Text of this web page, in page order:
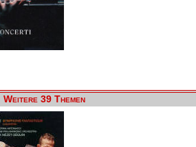
Weitere 39 Themen